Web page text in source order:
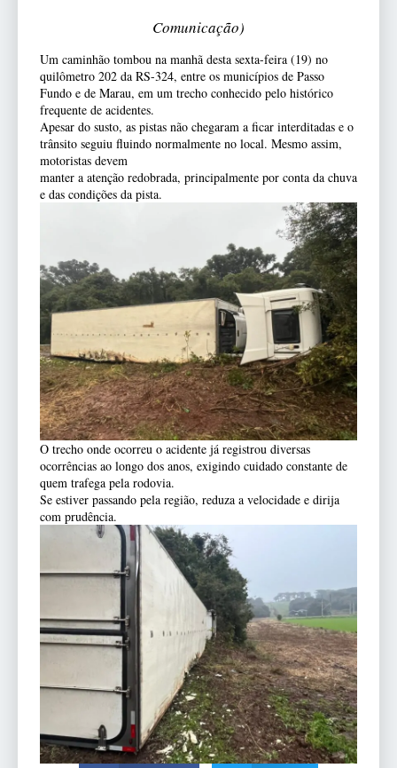
Comunicação)
Um caminhão tombou na manhã desta sexta-feira (19) no
quilômetro 202 da RS-324, entre os municípios de Passo
Fundo e de Marau, em um trecho conhecido pelo histórico
frequente de acidentes.
Apesar do susto, as pistas não chegaram a ficar interditadas e o
trânsito seguiu fluindo normalmente no local. Mesmo assim,
motoristas devem
manter a atenção redobrada, principalmente por conta da chuva
e das condições da pista.
O trecho onde ocorreu o acidente já registrou diversas
ocorrências ao longo dos anos, exigindo cuidado constante de
quem trafega pela rodovia.
Se estiver passando pela região, reduza a velocidade e dirija
com prudência.